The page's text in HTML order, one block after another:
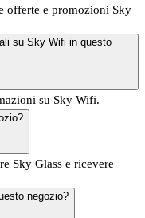
offerte e promozioni Sky
su Sky Wifi in questo
su Sky Wifi.
Sky Glass e ricevere
negozio?